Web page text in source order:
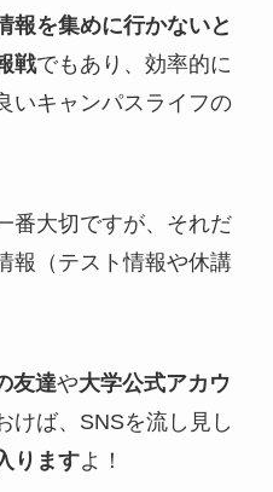
報を集めに行かないと
戦でもあり、効率的に
いキャンパスライフの
番大切ですが、それだ
報（テスト情報や休講
友達や大学公式アカウ
けば、SNSを流し見し
りますよ！